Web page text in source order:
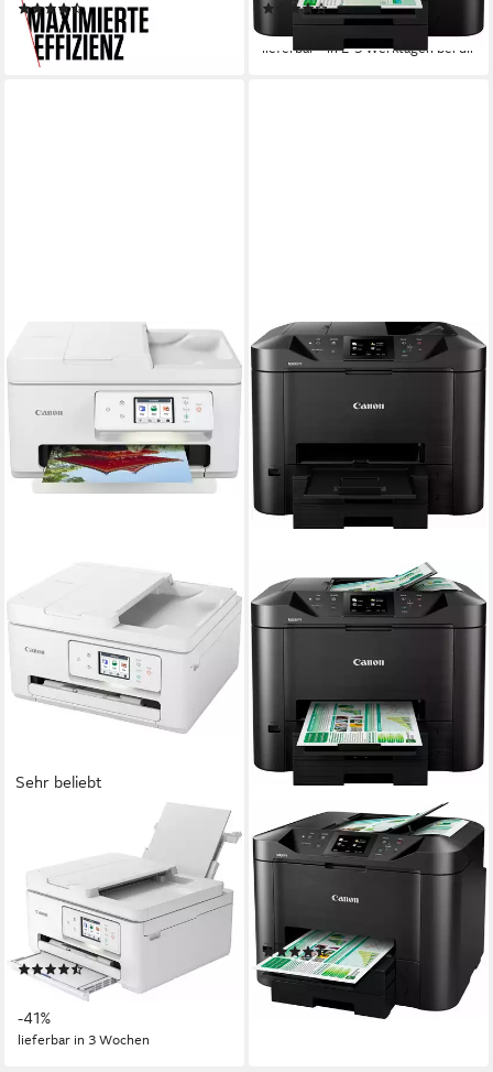
(28)
544,90 €
lieferbar - in 2-3 Werktagen bei dir
(20)
ab 128,39 €
lieferbar - in 2-3 Werktagen bei dir
Sehr beliebt
Multifunktionsdrucker
1200 x 1200 dpi
Auflösung Farb Druck
1200 x 2400 dpi Auflösung Scan
Tintendruck Druckverfahren
(35)
ab 99,90 € UVP169,00 €
-41%
lieferbar in 3 Wochen
CANON
MAXIFY MB5450
Multifunktionsdrucker
1200 x 1200 dpi
Tintendruck
(60)
229,90 €
lieferbar - in 2-3 Werktagen bei dir